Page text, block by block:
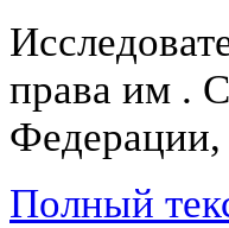
права им .
Федерации,
Полный